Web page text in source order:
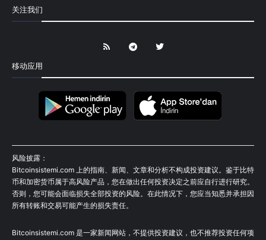
关注我们
移动应用
风险披露：
Bitcoinsistemi.com 上的指南、新闻、文章和分析不构成投资建议。鉴于比特
币和加密货币属于高风险产品，您在做出任何投资决定之前应自行进行研究。
否则，您可能会面临损失全部投资的风险。在此情况下，您应当知悉并承担因
所有转账和交易可能产生的损失责任。
Bitcoinsistemi.com 是一家新闻网站，不提供投资建议，也不推荐投资任何项